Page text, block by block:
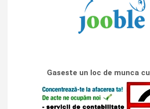
Gaseste un loc de munca cu